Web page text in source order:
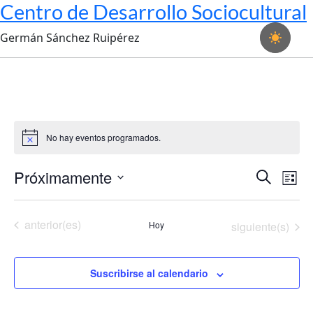
Centro de Desarrollo Sociocultural
Germán Sánchez Ruipérez
Aviso No hay eventos programados.
de
vistas
Buscar
de
de
Lista
Próximamente
Seleccionar
Eventos
anterior(es) Hoy Eventos
siguiente(s)
Suscribirse al calendario